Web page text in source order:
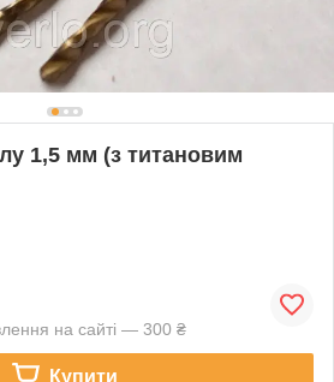
1,5 мм (з титановим
на сайті — 300 ₴
Купити